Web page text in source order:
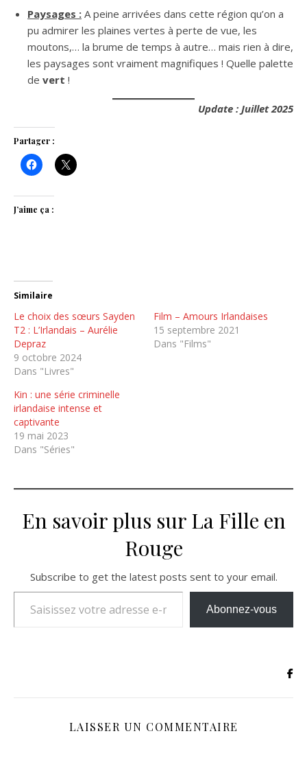
Paysages : A peine arrivées dans cette région qu’on a
pu admirer les plaines vertes à perte de vue, les
moutons,… la brume de temps à autre… mais rien à dire,
les paysages sont vraiment magnifiques ! Quelle palette
de vert !
Update : Juillet 2025
Partager :
J’aime ça :
Similaire
Le choix des sœurs Sayden
T2 : L’Irlandais – Aurélie
Depraz
9 octobre 2024
Dans "Livres"
Film – Amours Irlandaises
15 septembre 2021
Dans "Films"
Kin : une série criminelle
irlandaise intense et
captivante
19 mai 2023
Dans "Séries"
En savoir plus sur La Fille en
Rouge
Subscribe to get the latest posts sent to your email.
Saisissez votre adresse e-mail…
Abonnez-vous
LAISSER UN COMMENTAIRE